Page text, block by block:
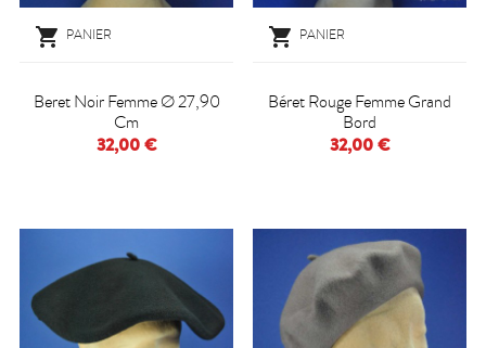
 PANIER
Beret Noir Femme Ø 27,90
Cm
32,00 €
 PANIER
Béret Rouge Femme Grand
Bord
32,00 €